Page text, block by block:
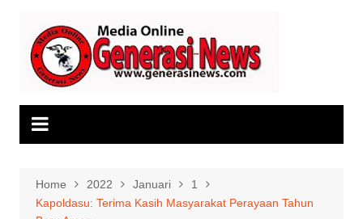
content
Home 2022 Januari
1
Kapoldasu: Terima Kasih Masyarakat Perayaan Tahun